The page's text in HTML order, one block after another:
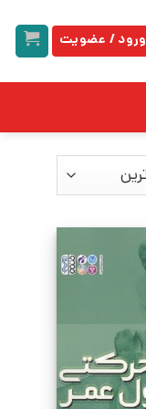
ورود / عضویت